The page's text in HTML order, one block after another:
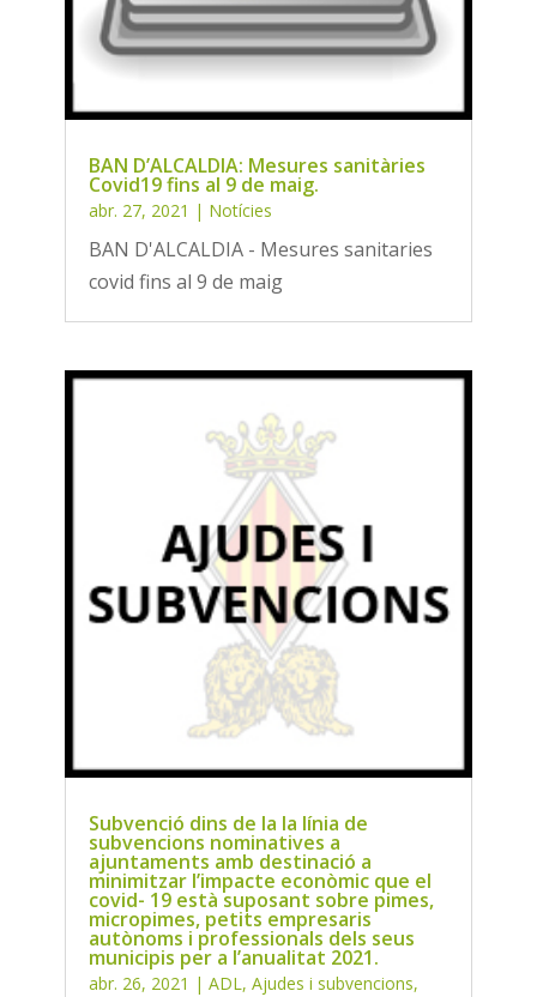
BAN D’ALCALDIA: Mesures sanitàries
Covid19 fins al 9 de maig.
abr. 27, 2021 | Notícies
BAN D'ALCALDIA - Mesures sanitaries
covid fins al 9 de maig
Subvenció dins de la la línia de
subvencions nominatives a
ajuntaments amb destinació a
minimitzar l’impacte econòmic que el
covid- 19 està suposant sobre pimes,
micropimes, petits empresaris
autònoms i professionals dels seus
municipis per a l’anualitat 2021.
abr. 26, 2021 | ADL, Ajudes i subvencions,